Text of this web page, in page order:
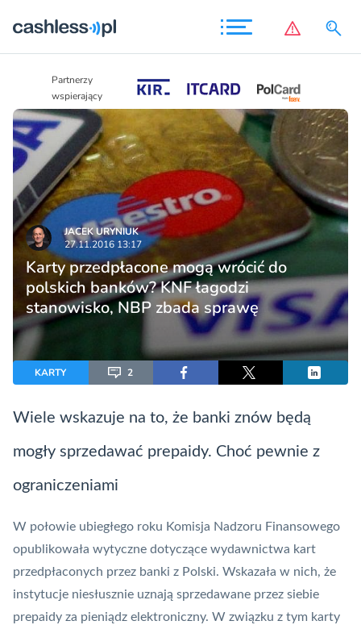
Partnerzy
wspierający
JACEK URYNIUK
27.11.2016 13:17
Karty przedpłacone mogą wrócić do
polskich banków? KNF łagodzi
stanowisko, NBP zbada sprawę
KARTY 2
Wiele wskazuje na to, że banki znów będą
mogły sprzedawać prepaidy. Choć pewnie z
ograniczeniami
W połowie ubiegłego roku Komisja Nadzoru Finansowego
opublikowała wytyczne dotyczące wydawnictwa kart
przedpłaconych przez banki z Polski. Wskazała w nich, że
instytucje niesłusznie uznają sprzedawane przez siebie
prepaidy za pieniądz elektroniczny. W związku z tym karty